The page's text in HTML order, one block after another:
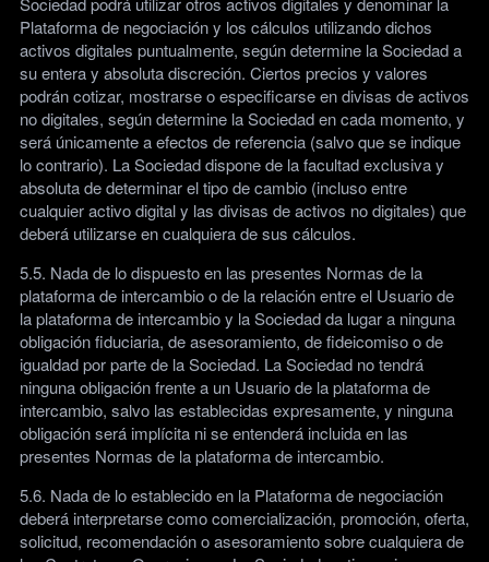
Plataforma de negociación y los cálculos utilizando dichos
activos digitales puntualmente, según determine la Sociedad a
su entera y absoluta discreción. Ciertos precios y valores
podrán cotizar, mostrarse o especificarse en divisas de activos
no digitales, según determine la Sociedad en cada momento, y
será únicamente a efectos de referencia (salvo que se indique
lo contrario). La Sociedad dispone de la facultad exclusiva y
absoluta de determinar el tipo de cambio (incluso entre
cualquier activo digital y las divisas de activos no digitales) que
deberá utilizarse en cualquiera de sus cálculos.
5.5. Nada de lo dispuesto en las presentes Normas de la
plataforma de intercambio o de la relación entre el Usuario de
la plataforma de intercambio y la Sociedad da lugar a ninguna
obligación fiduciaria, de asesoramiento, de fideicomiso o de
igualdad por parte de la Sociedad. La Sociedad no tendrá
ninguna obligación frente a un Usuario de la plataforma de
intercambio, salvo las establecidas expresamente, y ninguna
obligación será implícita ni se entenderá incluida en las
presentes Normas de la plataforma de intercambio.
5.6. Nada de lo establecido en la Plataforma de negociación
deberá interpretarse como comercialización, promoción, oferta,
solicitud, recomendación o asesoramiento sobre cualquiera de